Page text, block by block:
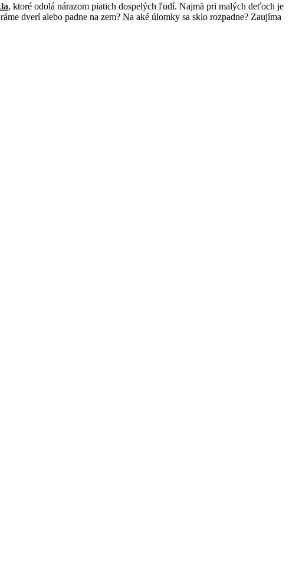
, ktoré odolá nárazom piatich dospelých ľudí. Najmä pri malých deťoch je
dverí alebo padne na zem? Na aké úlomky sa sklo rozpadne? Zaujíma